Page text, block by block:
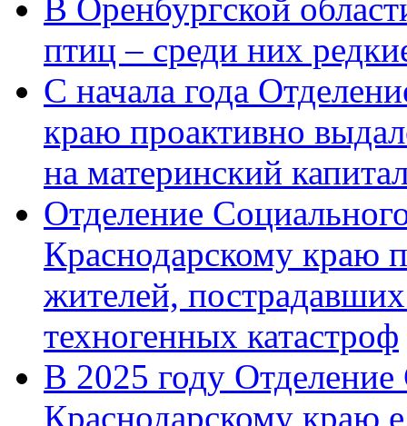
В Оренбургской
птиц – среди них
С начала года
краю проактивно
на материнский
Отделение
Краснодарскому краю
жителей,
техногенных катастроф
В 2025 году
Краснодарскому краю